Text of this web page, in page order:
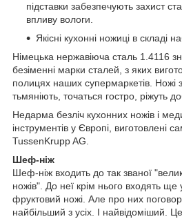
підставки забезпечують захист
впливу вологи.
Якісні кухонні ножиці в складі
Німецька нержавіюча сталь 1.4116
безіменні марки сталей, з яких
полицях наших супермаркетів. Ножі
тьмяніють, точаться гостро, ріжуть
Недарма безліч кухонних ножів і
інструментів у Європі, виготовлені
TussenKrupp AG.
Шеф-ніж
Шеф-ніж входить до так званої
ножів". До неї крім нього входять ще
фруктовий ножі. Але про них
найбільший з усіх. І найвідоміший.